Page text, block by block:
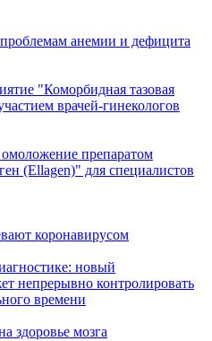
анемии и дефицита
"Коморбидная тазовая
врачей-гинекологов
препаратом
(Ellagen)" для специалистов
коронавирусом
новый
непрерывно контролировать
времени
здоровье мозга